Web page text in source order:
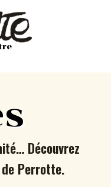
Découvrez
Perrotte.